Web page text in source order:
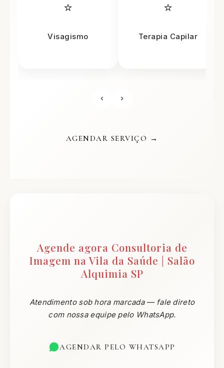
⭐
Visagismo
⭐
Terapia Capilar
‹ ›
AGENDAR SERVIÇO →
Agende agora Consultoria de
Imagem na Vila da Saúde | Salão
Alquimia SP
Atendimento sob hora marcada — fale direto
com nossa equipe pelo WhatsApp.
AGENDAR PELO WHATSAPP